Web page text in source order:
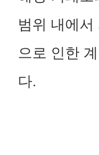
범위 내에
으로 인한
다.